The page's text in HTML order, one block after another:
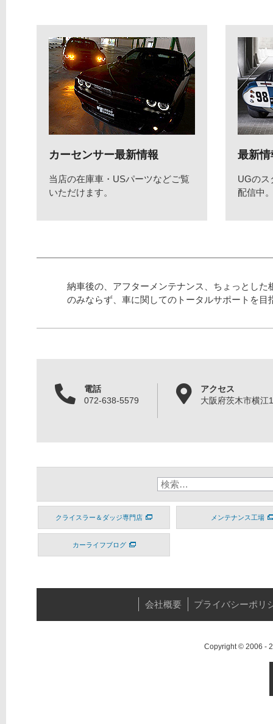
カーセンサー最新情報
当店の在庫車・USパーツなどご覧
いただけます。
最新情
UGのス
配信中
納車後の、アフターメンテナンス、ちょっとした
のみならず、車に関してのトータルサポートを目
電話
072-638-5579
アクセス
大阪府茨木市横江
クライスラー＆ダッジ専門店 メンテナンス工場
カーライフブログ
会社概要 プライバシーポリ
Copyright © 2006 -